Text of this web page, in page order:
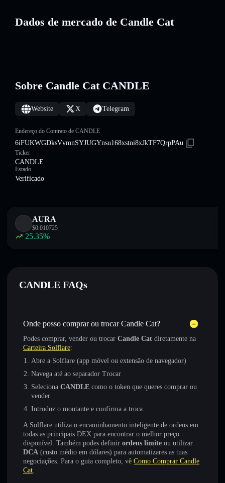
Dados de mercado de Candle Cat
Sobre Candle Cat CANDLE
Website X Telegram
Endereço do Contrato de CANDLE
6iFUKWGDksVvmnSYJUGYnsu168xstni8xJkTF7QrpPAu
Ticker
CANDLE
Estado
Verificado
AURA
$0.010725
25.35%
CANDLE FAQs
Onde posso comprar ou trocar Candle Cat?
Podes comprar, vender ou trocar Candle Cat diretamente na
Carteira Solflare:
Abre a Solflare (app móvel ou extensão de navegador)
Navega até ao separador Trocar
Seleciona CANDLE como o token que queres comprar ou
vender
Introduz o montante e confirma a troca
A Solflare utiliza o encaminhamento inteligente de ordens em
todas as principais DEX para encontrar o melhor preço
disponível. Também podes definir ordens limite ou utilizar
DCA (custo médio em dólares) para automatizares as tuas
negociações. Para o guia completo, vê Como Comprar Candle
Cat.